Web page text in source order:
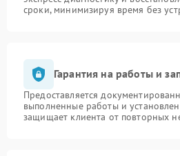
сроки, минимизируя время без
Гарантия на работы и
Предоставляется
выполненные работы и
защищает клиента от повторных